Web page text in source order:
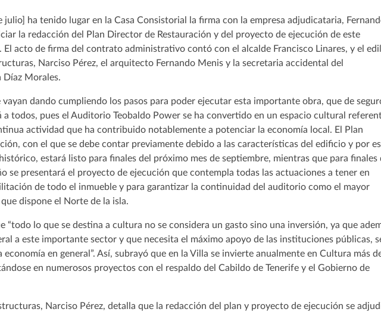
julio] ha tenido lugar en la Casa Consistorial la firma con la empresa adjudicataria,
la redacción del Plan Director de Restauración y del proyecto de ejecución de este
acto de firma del contrato administrativo contó con el alcalde Francisco Linares, y el edil
Narciso Pérez, el arquitecto Fernando Menis y la secretaria accidental del
Díaz Morales.
vayan dando cumpliendo los pasos para poder ejecutar esta importante obra, que de
todos, pues el Auditorio Teobaldo Power se ha convertido en un espacio cultural
actividad que ha contribuido notablemente a potenciar la economía local. El Plan
con el que se debe contar previamente debido a las características del edificio y por
estará listo para finales del próximo mes de septiembre, mientras que para finales
se presentará el proyecto de ejecución que contempla todas las actuaciones a tener en
de todo el inmueble y para garantizar la continuidad del auditorio como el mayor
dispone el Norte de la isla.
“todo lo que se destina a cultura no se considera un gasto sino una inversión, ya que
a este importante sector y que necesita el máximo apoyo de las instituciones públicas,
en general”. Así, subrayó que en la Villa se invierte anualmente en Cultura más
en numerosos proyectos con el respaldo del Cabildo de Tenerife y el Gobierno de
Narciso Pérez, detalla que la redacción del plan y proyecto de ejecución se